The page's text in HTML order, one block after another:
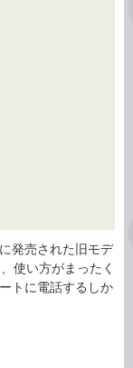
発売された旧モデ
使い方がまったく
トに電話するしか